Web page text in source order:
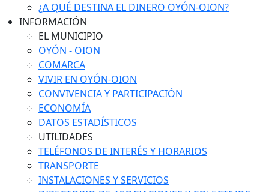
¿A QUÉ DESTINA EL DINERO OYÓN-OION?
INFORMACIÓN
EL MUNICIPIO
OYÓN - OION
COMARCA
VIVIR EN OYÓN-OION
CONVIVENCIA Y PARTICIPACIÓN
ECONOMÍA
DATOS ESTADÍSTICOS
UTILIDADES
TELÉFONOS DE INTERÉS Y HORARIOS
TRANSPORTE
INSTALACIONES Y SERVICIOS